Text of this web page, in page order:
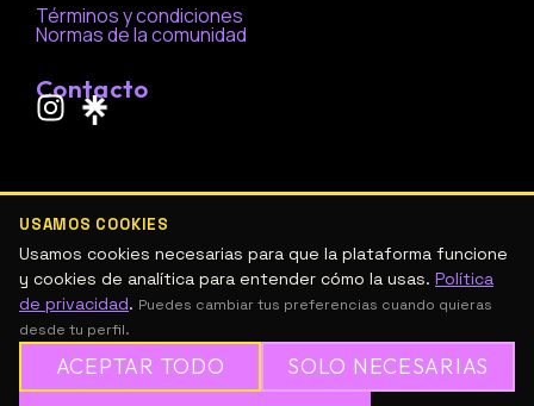
Términos y condiciones
Normas de la comunidad
Contacto
I
n
t
a
g
r
a
m
USAMOS COOKIES
Usamos cookies necesarias para que la plataforma funcione
y cookies de analítica para entender cómo la usas. Política
de privacidad. Puedes cambiar tus preferencias cuando quieras
desde tu perfil.
ACEPTAR TODO
SOLO NECESARIAS